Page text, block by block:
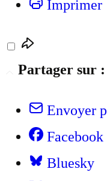
Imprimer
Partager sur :
Envoyer
Facebook
Bluesky